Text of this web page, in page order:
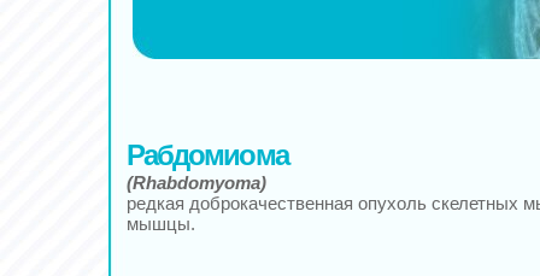
Рабдомиома
(Rhabdomyoта)
редкая доброкачественная опухоль скелетных
мышцы.